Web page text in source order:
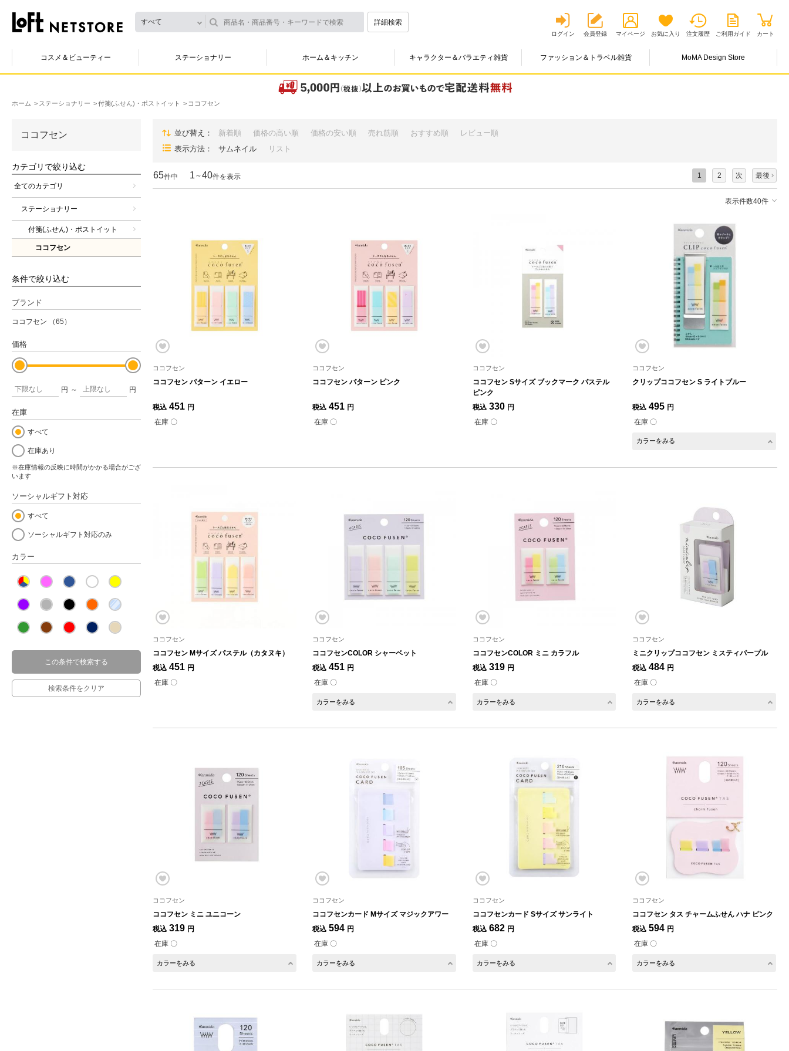
すべて 詳細検索
ログイン 会員登録 マイページ お気に入り 注文履歴 ご利用ガイド カート
コスメ＆ビューティー ステーショナリー ホーム＆キッチン キャラクター＆バラエティ雑貨 ファッション＆トラベル雑貨 MoMA Design Store
ホーム ステーショナリー 付箋(ふせん)・ポストイット ココフセン
ココフセン
カテゴリで絞り込む
全てのカテゴリ
ステーショナリー
付箋(ふせん)・ポストイット
ココフセン
条件で絞り込む
ブランド
ココフセン （65）
価格
円 ～ 円
在庫
すべて
在庫あり
※在庫情報の反映に時間がかかる場合がござ
います
ソーシャルギフト対応
すべて
ソーシャルギフト対応のみ
カラー
この条件で検索する
検索条件をクリア
並び替え 新着順 価格の高い順 価格の安い順 売れ筋順 おすすめ順
レビュー順
表示方法
サムネイル リスト
65件中 1 ～40件を表示 1 2 次 最後
表示件数40件
ココフセン
ココフセン パターン イエロー
税込 451 円
在庫 〇
ココフセン
ココフセン パターン ピンク
税込 451 円
在庫 〇
ココフセン
ココフセン Sサイズ ブックマーク パステル
ピンク
税込 330 円
在庫 〇
ココフセン
クリップココフセン S ライトブルー
税込 495 円
在庫 〇
カラーをみる
ココフセン
ココフセン Mサイズ パステル（カタヌキ）
税込 451 円
在庫 〇
ココフセン
ココフセンCOLOR シャーベット
税込 451 円
在庫 〇
カラーをみる
ココフセン
ココフセンCOLOR ミニ カラフル
税込 319 円
在庫 〇
カラーをみる
ココフセン
ミニクリップココフセン ミスティパープル
税込 484 円
在庫 〇
カラーをみる
ココフセン
ココフセン ミニ ユニコーン
税込 319 円
在庫 〇
カラーをみる
ココフセン
ココフセンカード Mサイズ マジックアワー
税込 594 円
在庫 〇
カラーをみる
ココフセン
ココフセンカード Sサイズ サンライト
税込 682 円
在庫 〇
カラーをみる
ココフセン
ココフセン タス チャームふせん ハナ ピンク
税込 594 円
在庫 〇
カラーをみる